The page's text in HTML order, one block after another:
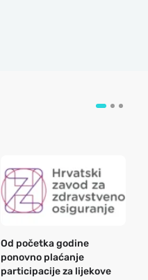
Od početka godine
ponovno plaćanje
participacije za lijekove